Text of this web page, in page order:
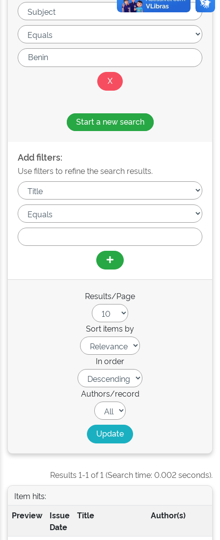
Start a new search
Add filters:
Use filters to refine the search results.
Results/Page
Sort items by
In order
Authors/record
Results 1-1 of 1 (Search time: 0.002 seconds).
Item hits:
Preview
Issue
Date
Title Author(s)